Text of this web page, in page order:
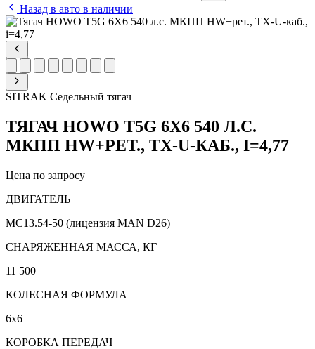
Назад в авто в наличии
SITRAK Седельный тягач
ТЯГАЧ HOWO T5G 6Х6 540 Л.С.
МКПП HW+РЕТ., TX-U-КАБ., I=4,77
Цена по запросу
ДВИГАТЕЛЬ
MC13.54-50 (лицензия MAN D26)
CНАРЯЖЕННАЯ МАССА, КГ
11 500
КОЛЕСНАЯ ФОРМУЛА
6х6
КОРОБКА ПЕРЕДАЧ